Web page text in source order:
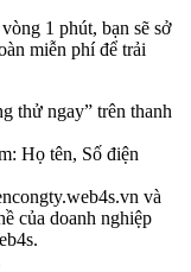
1 phút, bạn sẽ sở
miễn phí để trải
thử ngay” trên thanh
Họ tên, Số điện
và
của doanh nghiệp